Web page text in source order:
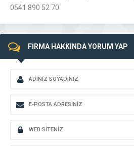
0541 890 52 70
FİRMA HAKKINDA YORUM YAP